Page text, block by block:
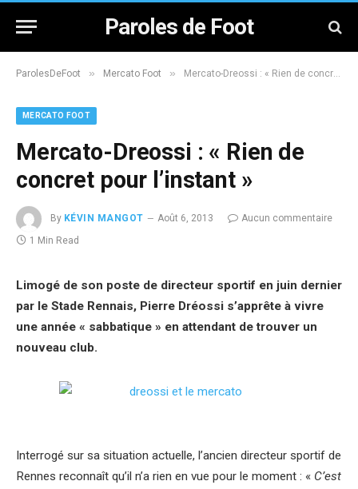
Paroles de Foot
ParolesDeFoot » Mercato Foot » Mercato-Dreossi : « Rien de concret pour l’instant »
MERCATO FOOT
Mercato-Dreossi : « Rien de
concret pour l’instant »
By KÉVIN MANGOT Août 6, 2013
Aucun commentaire
1 Min Read
Limogé de son poste de directeur sportif en juin dernier
par le Stade Rennais, Pierre Dréossi s’apprête à vivre
une année « sabbatique » en attendant de trouver un
nouveau club.
Interrogé sur sa situation actuelle, l’ancien directeur sportif de
Rennes reconnaît qu’il n’a rien en vue pour le moment : « C’est